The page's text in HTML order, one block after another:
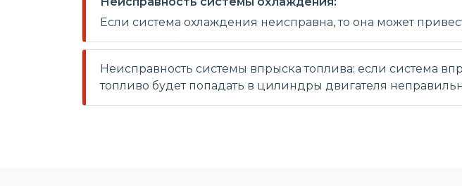
Если система охлаждения неисправна, то она может
Неисправность системы впрыска топлива: если система
топливо будет попадать в цилиндры двигателя